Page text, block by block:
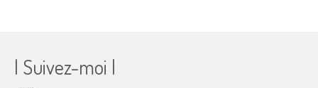
| Suivez-moi |